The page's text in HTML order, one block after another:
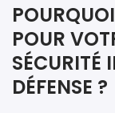
POUR
SÉCURITÉ
DÉFENSE ?